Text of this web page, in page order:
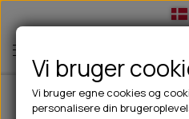
Vi bruger
Vi bruger egne cookies og
personalisere din